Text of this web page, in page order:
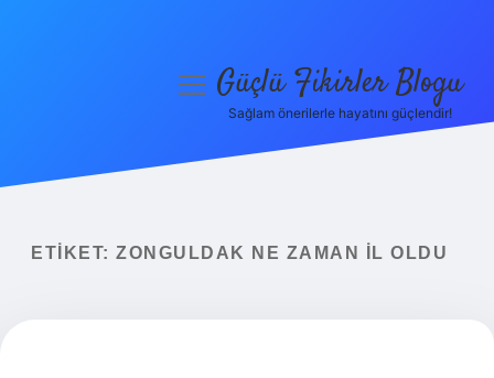
Yasal Uyarı
menüyüGüçlü Fikirler Blogu
Sağlam önerilerle hayatını güçlendir!
ETIKET: ZONGULDAK NE ZAMAN IL OLDU